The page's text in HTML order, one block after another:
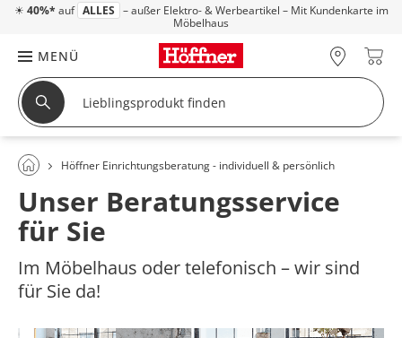
☀ 40%* auf ALLES – außer Elektro- & Werbeartikel – Mit Kundenkarte im
Möbelhaus
MENÜ
Höffner Einrichtungsberatung - individuell & persönlich
Unser Beratungsservice
für Sie
Im Möbelhaus oder telefonisch – wir sind
für Sie da!